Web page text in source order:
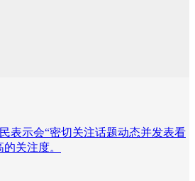
表示会“密切关注话题动态并发表看
关注度。